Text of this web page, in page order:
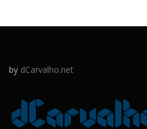
by dCarvalho.net